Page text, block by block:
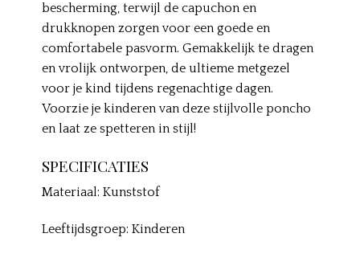
bescherming, terwijl de capuchon en
drukknopen zorgen voor een goede en
comfortabele pasvorm. Gemakkelijk te dragen
en vrolijk ontworpen, de ultieme metgezel
voor je kind tijdens regenachtige dagen.
Voorzie je kinderen van deze stijlvolle poncho
en laat ze spetteren in stijl!
SPECIFICATIES
Materiaal: Kunststof
Leeftijdsgroep: Kinderen